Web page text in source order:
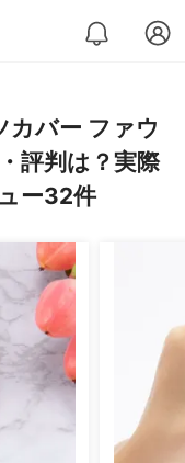
カバー ファウ
評判は？実際
ー32件